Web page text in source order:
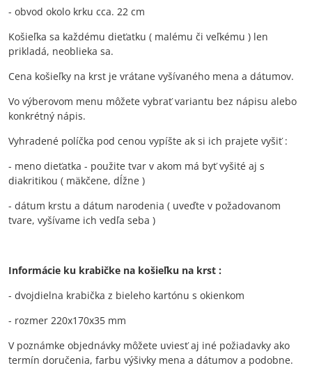
- obvod okolo krku cca. 22 cm
Košieľka sa každému dieťatku ( malému či veľkému ) len
prikladá, neoblieka sa.
Cena košieľky na krst je vrátane vyšívaného mena a dátumov.
Vo výberovom menu môžete vybrať variantu bez nápisu alebo
konkrétný nápis.
Vyhradené políčka pod cenou vypíšte ak si ich prajete vyšiť :
- meno dieťatka - použite tvar v akom má byť vyšité aj s
diakritikou ( mäkčene, dĺžne )
- dátum krstu a dátum narodenia ( uveďte v požadovanom
tvare, vyšívame ich vedľa seba )
Informácie ku krabičke na košieľku na krst :
- dvojdielna krabička z bieleho kartónu s okienkom
- rozmer 220x170x35 mm
V poznámke objednávky môžete uviesť aj iné požiadavky ako
termín doručenia, farbu výšivky mena a dátumov a podobne.